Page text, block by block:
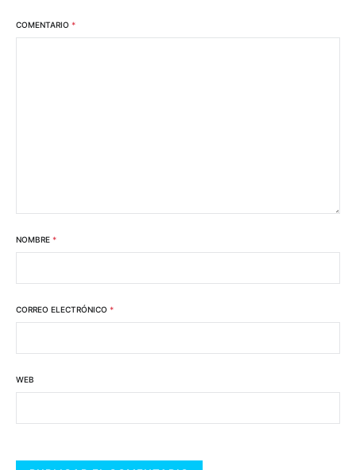
COMENTARIO *
NOMBRE *
CORREO ELECTRÓNICO *
WEB